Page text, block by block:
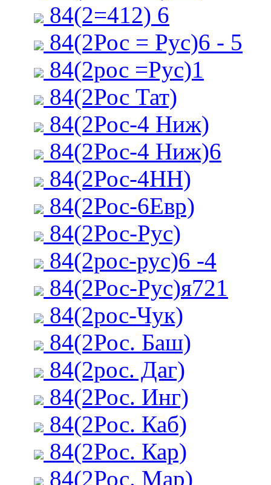
84(2=412) 6
84(2Рос = Рус)6 - 5
84(2рос =Рус)1
84(2Рос Тат)
84(2Рос-4 Ниж)
84(2Рос-4 Ниж)6
84(2Рос-4НН)
84(2Рос-6Евр)
84(2Рос-Рус)
84(2рос-рус)6 -4
84(2Рос-Рус)я721
84(2рос-Чук)
84(2Рос. Баш)
84(2рос. Даг)
84(2Рос. Инг)
84(2Рос. Каб)
84(2Рос. Кар)
84(2Рос. Мар)